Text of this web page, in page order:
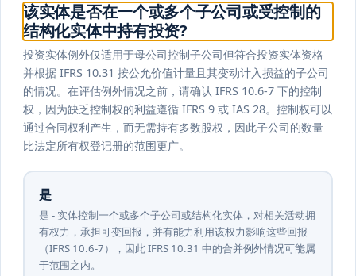
该实体是否在一个或多个子公司或受控制的
结构化实体中持有投资?
投资实体例外仅适用于母公司控制子公司但符合投资实体资格
并根据 IFRS 10.31 按公允价值计量且其变动计入损益的子公司
的情况。在评估例外情况之前，请确认 IFRS 10.6-7 下的控制
权，因为缺乏控制权的利益遵循 IFRS 9 或 IAS 28。控制权可以
通过合同权利产生，而无需持有多数股权，因此子公司的数量
比法定所有权登记册的范围更广。
是
是 - 实体控制一个或多个子公司或结构化实体，对相关活动拥
有权力，承担可变回报，并有能力利用该权力影响这些回报
（IFRS 10.6-7），因此 IFRS 10.31 中的合并例外情况可能属
于范围之内。